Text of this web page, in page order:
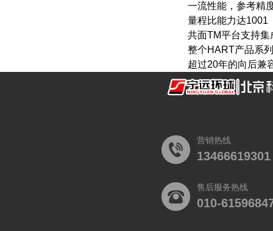
一流性能，参考精
量程比能力达1001
共面TM平台支持
整个HART产品系
超过20年的向后兼
营销热线
13466619301
售后服务热线
010-